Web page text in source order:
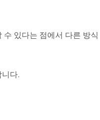
있다는 점에서 다른 방식
다.